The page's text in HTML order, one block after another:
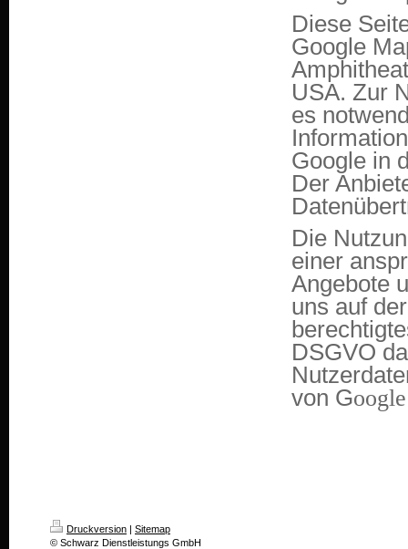
Diese
Google
USA. Zur
es
Google in
Der
Die
einer
Angebote
uns auf
DSGVO
von G
Druckversion | Sitemap
© Schwarz Dienstleistungs GmbH